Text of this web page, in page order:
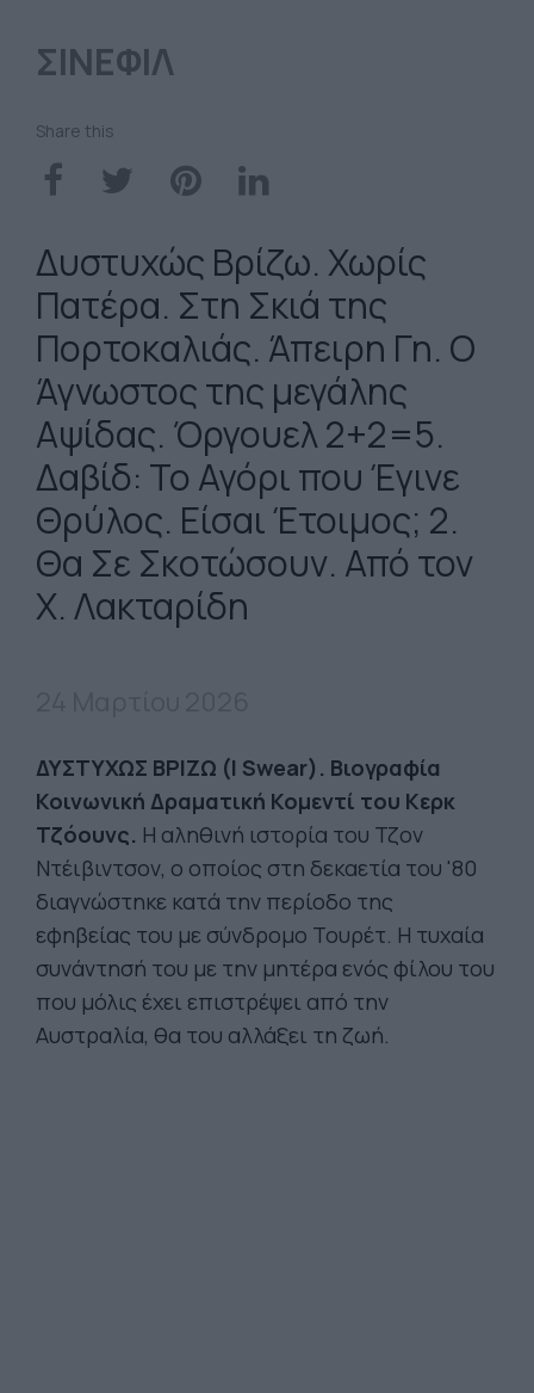
ΣΙΝΕΦΙΛ
Share this
Δυστυχώς Βρίζω. Χωρίς
Πατέρα. Στη Σκιά της
Πορτοκαλιάς. Άπειρη Γη. Ο
Άγνωστος της μεγάλης
Αψίδας. Όργουελ 2+2=5.
Δαβίδ: Το Αγόρι που Έγινε
Θρύλος. Είσαι Έτοιμος; 2.
Θα Σε Σκοτώσουν. Από τον
Χ. Λακταρίδη
ΔΥΣΤΥΧΩΣ ΒΡΙΖΩ (I Swear). Βιογραφία
Κοινωνική Δραματική Κομεντί του Κερκ
Τζόουνς. Η αληθινή ιστορία του Τζον
Ντέιβιντσον, ο οποίος στη δεκαετία του '80
διαγνώστηκε κατά την περίοδο της
εφηβείας του με σύνδρομο Τουρέτ. Η τυχαία
συνάντησή του με την μητέρα ενός φίλου του
που μόλις έχει επιστρέψει από την
Αυστραλία, θα του αλλάξει τη ζωή.